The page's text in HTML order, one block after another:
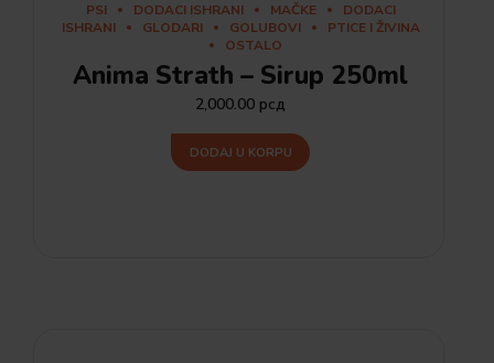
PSI DODACI ISHRANI MAČKE
DODACI
ISHRANI
GLODARI GOLUBOVI
PTICE I ŽIVINA
OSTALO
Anima Strath – Sirup 250ml
2,000.00 рсд
DODAJ U KORPU